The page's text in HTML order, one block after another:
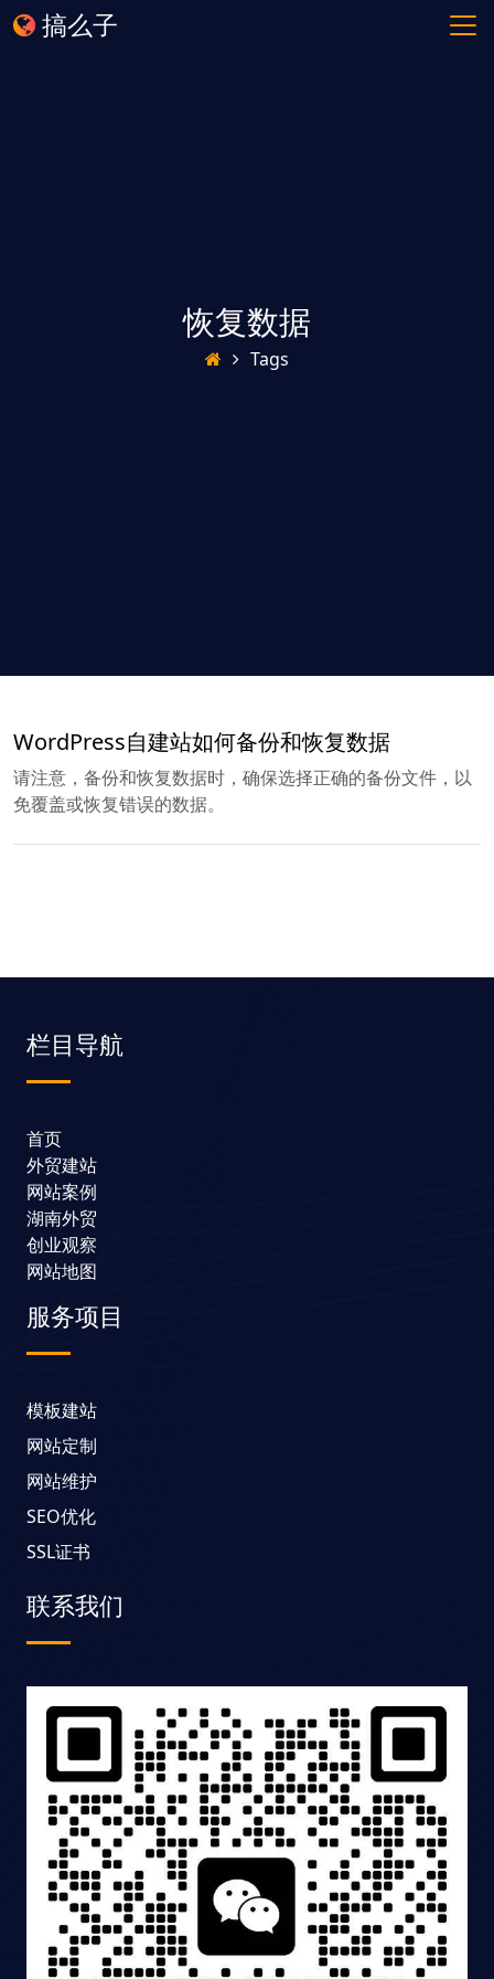
搞么子
恢复数据
Tags
WordPress自建站如何备份和恢复数据
请注意，备份和恢复数据时，确保选择正确的备份文件，以
免覆盖或恢复错误的数据。
栏目导航
首页
外贸建站
网站案例
湖南外贸
创业观察
网站地图
服务项目
模板建站
网站定制
网站维护
SEO优化
SSL证书
联系我们